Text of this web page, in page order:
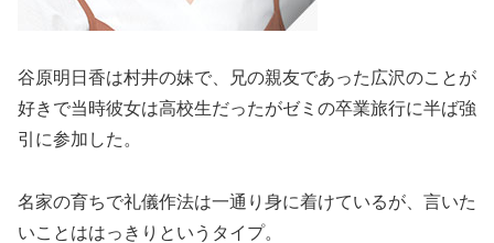
谷原明日香は村井の妹で、兄の親友であった広沢のことが
好きで当時彼女は高校生だったがゼミの卒業旅行に半ば強
引に参加した。
名家の育ちで礼儀作法は一通り身に着けているが、言いた
いことははっきりというタイプ。